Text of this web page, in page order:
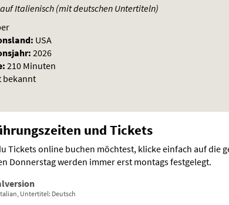
auf Italienisch (mit deutschen Untertiteln)
USA
2026
210 Minuten
bekannt
und Tickets
Tickets online buchen möchtest, klicke einfach auf die
Donnerstag werden immer erst montags festgelegt.
Untertitel: Deutsch